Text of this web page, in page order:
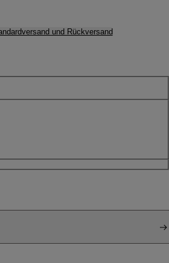
und Rückversand